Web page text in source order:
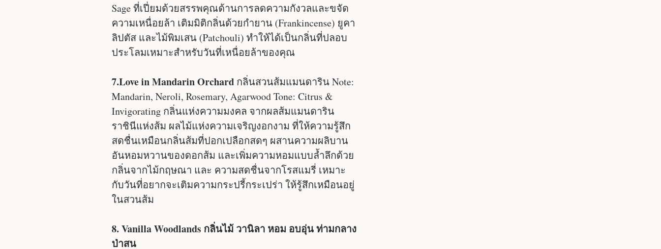
Sage ที่เปี่ยมด้วยสรรพคุณด้านการลดความกังวลและขจัด
ความเหนื่อยล้า เติมมิติกลิ่นด้วยกำยาน (Frankincense) ยูคา
ลิปตัส และไม้พิมเสน (Patchouli) ทำให้ได้เป็นกลิ่นที่ปลอบ
ประโลมเหมาะสำหรับวันที่เหนื่อยล้าของคุณ
7.Love in Mandarin Orchard กลิ่นสวนส้มแมนดาริน Note:
Mandarin, Neroli, Rosemary, Agarwood Tone: Citrus &
Invigorating กลิ่นแห่งความมงคล จากผลส้มแมนดาริน
ราชินีแห่งส้ม ผลไม้แห่งความเจริญงอกงาม ที่ให้ความรู้สึก
สดชื่นเหมือนกลิ่นส้มที่ปอกเปลือกสดๆ ผสานความผลิบาน
อันหอมหวานของดอกส้ม และเพิ่มความหอมแบบล้ำลึกด้วย
กลิ่นจากไม้กฤษณา และ ความสดชื่นจากโรสแมรี่ เหมาะ
กับวันที่อยากจะเติมความกระปรี้กระเปร่า ให้รู้สึกเหมือนอยู่
ในสวนส้ม
8. Vanilla Woodlands กลิ่นไม้ วานิลา หอม อบอุ่น ท่ามกลาง
ป่าสน